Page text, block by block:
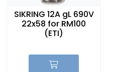
SIKRING 12A gL 690V
22x58 for RM100
(ETI)